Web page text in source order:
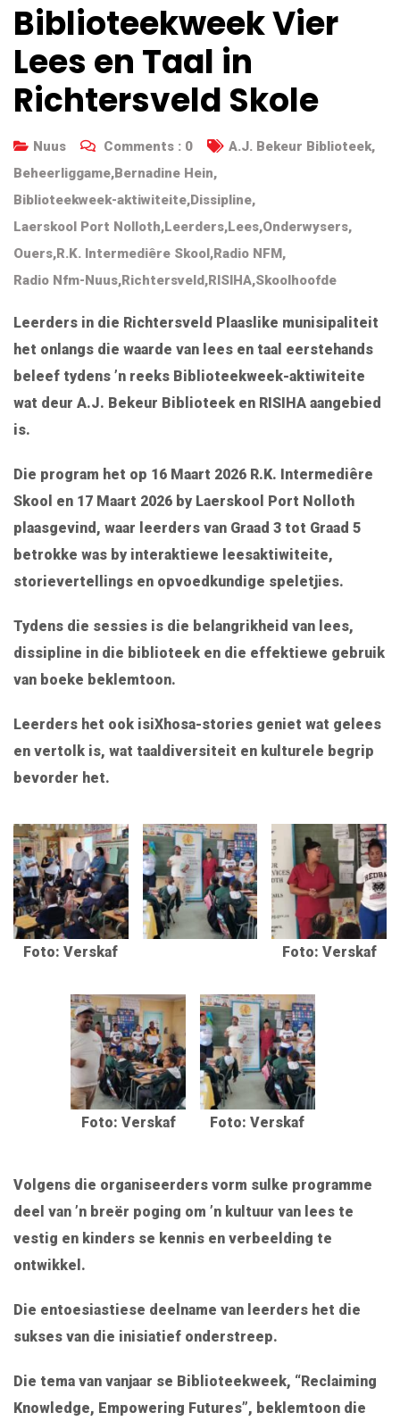
Biblioteekweek Vier
Lees en Taal in
Richtersveld Skole
Nuus Comments : 0 A.J. Bekeur Biblioteek,
Beheerliggame,Bernadine Hein,
Biblioteekweek-aktiwiteite,Dissipline,
Laerskool Port Nolloth,Leerders,Lees,Onderwysers,
Ouers,R.K. Intermediêre Skool,Radio NFM,
Radio Nfm-Nuus,Richtersveld,RISIHA,Skoolhoofde
Leerders in die Richtersveld Plaaslike munisipaliteit
het onlangs die waarde van lees en taal eerstehands
beleef tydens ’n reeks Biblioteekweek-aktiwiteite
wat deur A.J. Bekeur Biblioteek en RISIHA aangebied
is.
Die program het op 16 Maart 2026 R.K. Intermediêre
Skool en 17 Maart 2026 by Laerskool Port Nolloth
plaasgevind, waar leerders van Graad 3 tot Graad 5
betrokke was by interaktiewe leesaktiwiteite,
storievertellings en opvoedkundige speletjies.
Tydens die sessies is die belangrikheid van lees,
dissipline in die biblioteek en die effektiewe gebruik
van boeke beklemtoon.
Leerders het ook isiXhosa-stories geniet wat gelees
en vertolk is, wat taaldiversiteit en kulturele begrip
bevorder het.
Foto: Verskaf Foto: Verskaf
Foto: Verskaf Foto: Verskaf
Volgens die organiseerders vorm sulke programme
deel van ’n breër poging om ’n kultuur van lees te
vestig en kinders se kennis en verbeelding te
ontwikkel.
Die entoesiastiese deelname van leerders het die
sukses van die inisiatief onderstreep.
Die tema van vanjaar se Biblioteekweek, “Reclaiming
Knowledge, Empowering Futures”, beklemtoon die